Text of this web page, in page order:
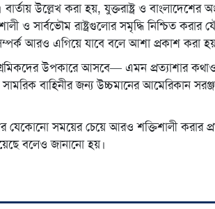
উল্লেখ করা হয়, যুক্তরাষ্ট্র ও বাংলাদেশের
সার্বভৌম রাষ্ট্রগুলোর সমৃদ্ধি নিশ্চিত করার
সম্পর্ক আরও এগিয়ে যাবে বলে আশা প্রকাশ করা
উপকারে আসবে— এমন প্রত্যাশার
বাহিনীর জন্য উচ্চমানের আমেরিকান
যেকোনো সময়ের চেয়ে আরও শক্তিশালী করার
বলেও জানানো হয়।